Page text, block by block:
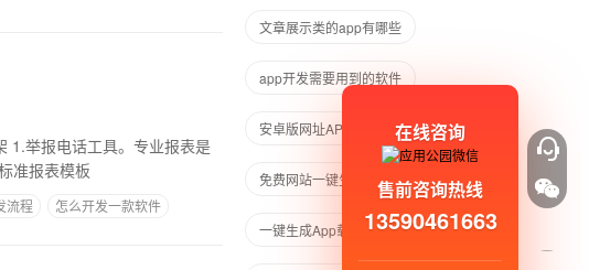
准报表模板
流程
怎么开发一款软件
文章展示类的app有哪些
app开发需要用到的软件
安卓版网址APP制作
免费网站一键生成app正规
一键生成App载
在线咨询
售前咨询热线
13590461663